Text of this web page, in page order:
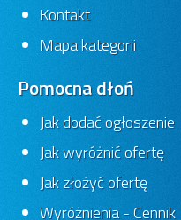
24 dni
Ofert:
Kontakt
Mapa kategorii
Pomocna dłoń
Jak dodać ogłoszenie
Jak wyróżnić ofertę
Jak złożyć ofertę
Wyróżnienia - Cennik